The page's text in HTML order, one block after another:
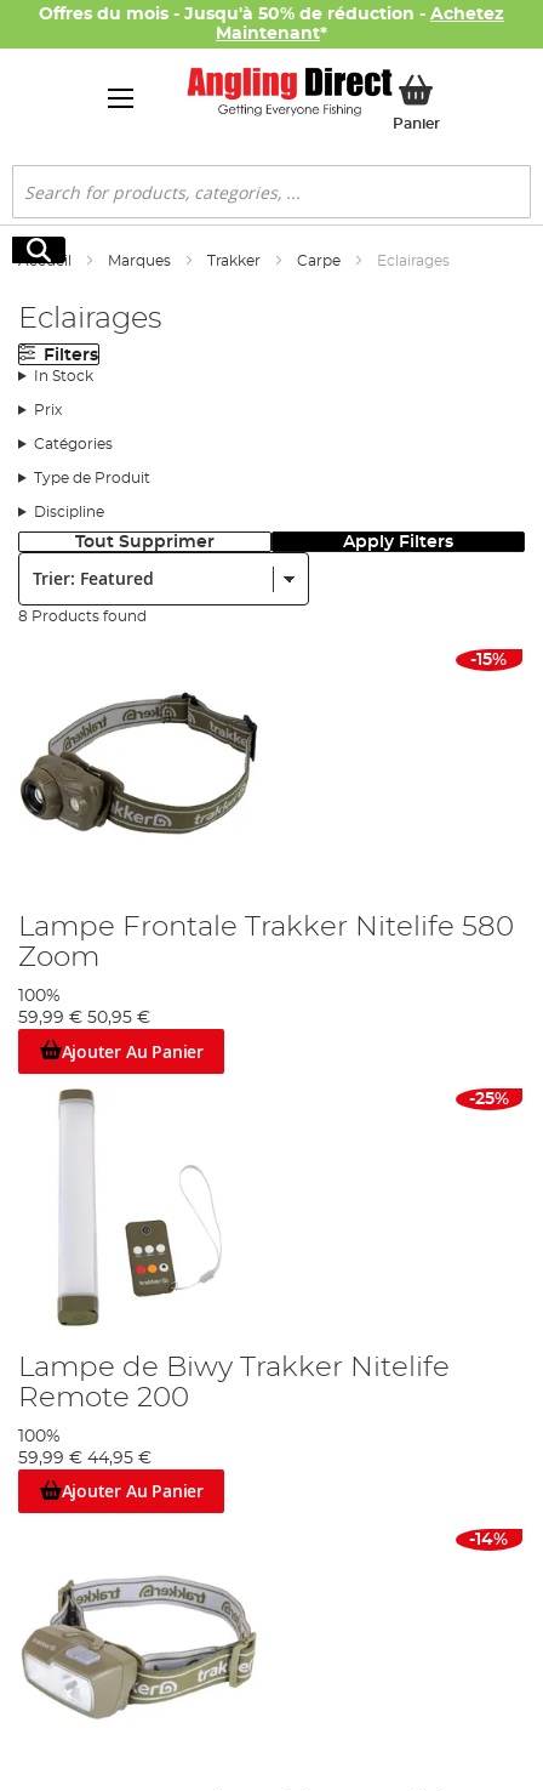
Offres du mois - Jusqu'à 50% de réduction - Achetez
Maintenant*
PanierMon panier
Rechercher
Rechercher
Accueil Marques Trakker Carpe Eclairages
Eclairages
Filters
In Stock
Prix
Catégories
Type de Produit
Discipline
Tout Supprimer Apply Filters
8 Products found
-15%
Lampe Frontale Trakker Nitelife 580
Zoom
100%
59,99 € 50,95 €
Ajouter Au Panier
-25%
Lampe de Biwy Trakker Nitelife
Remote 200
100%
59,99 € 44,95 €
Ajouter Au Panier
-14%